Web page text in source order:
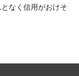
なく信用がおけそ